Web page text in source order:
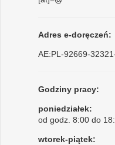
Adres e-doręczeń:
AE:PL-92669-
Godziny pracy:
poniedziałek:
od godz. 8:00 do
wtorek-piątek: